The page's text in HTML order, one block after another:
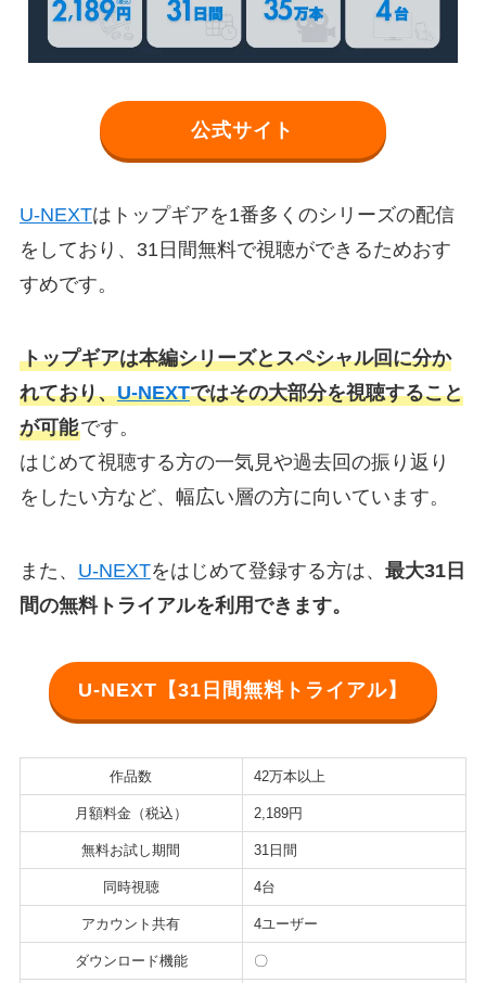
公式サイト
U-NEXTはトップギアを1番多くのシリーズの配信
をしており、31日間無料で視聴ができるためおす
すめです。
トップギアは本編シリーズとスペシャル回に分か
れており、U-NEXTではその大部分を視聴すること
が可能です。
はじめて視聴する方の一気見や過去回の振り返り
をしたい方など、幅広い層の方に向いています。
また、 U-NEXTをはじめて登録する方は、 最大31日
間の無料トライアルを利用できます。
U-NEXT【31日間無料トライアル】
作品数 42万本以上
月額料金（税込） 2,189円
無料お試し期間 31日間
同時視聴 4台
アカウント共有 4ユーザー
ダウンロード機能 〇